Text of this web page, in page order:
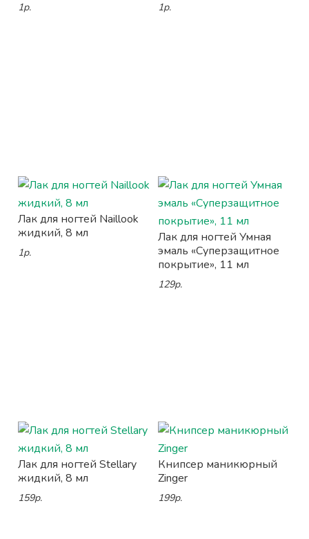
1р. 1р.
Лак для ногтей Naillook
жидкий, 8 мл
1р.
Лак для ногтей Умная
эмаль «Суперзащитное
покрытие», 11 мл
129р.
Лак для ногтей Stellary
жидкий, 8 мл
159р.
Книпсер маникюрный
Zinger
199р.